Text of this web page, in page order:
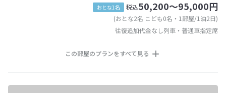
おとな1名 税込50,200～95,000円
(おとな2名 こども0名・1部屋/1泊2日)
往復追加代金なし列車・普通車指定席
この部屋のプランをすべて見る